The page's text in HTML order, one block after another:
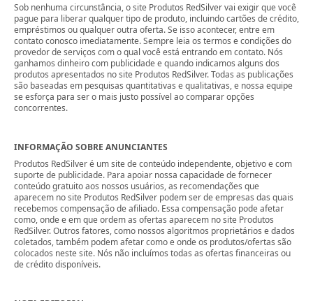
Sob nenhuma circunstância, o site Produtos RedSilver vai exigir que você
pague para liberar qualquer tipo de produto, incluindo cartões de crédito,
empréstimos ou qualquer outra oferta. Se isso acontecer, entre em
contato conosco imediatamente. Sempre leia os termos e condições do
provedor de serviços com o qual você está entrando em contato. Nós
ganhamos dinheiro com publicidade e quando indicamos alguns dos
produtos apresentados no site Produtos RedSilver. Todas as publicações
são baseadas em pesquisas quantitativas e qualitativas, e nossa equipe
se esforça para ser o mais justo possível ao comparar opções
concorrentes.
INFORMAÇÃO SOBRE ANUNCIANTES
Produtos RedSilver é um site de conteúdo independente, objetivo e com
suporte de publicidade. Para apoiar nossa capacidade de fornecer
conteúdo gratuito aos nossos usuários, as recomendações que
aparecem no site Produtos RedSilver podem ser de empresas das quais
recebemos compensação de afiliado. Essa compensação pode afetar
como, onde e em que ordem as ofertas aparecem no site Produtos
RedSilver. Outros fatores, como nossos algoritmos proprietários e dados
coletados, também podem afetar como e onde os produtos/ofertas são
colocados neste site. Nós não incluímos todas as ofertas financeiras ou
de crédito disponíveis.